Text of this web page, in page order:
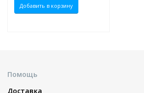
Добавить в корзину
Помощь
Доставка